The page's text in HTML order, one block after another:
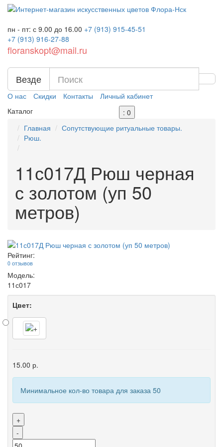
пн - пт: с 9.00 до 16.00 +7 (913) 915-45-51
+7 (913) 916-27-88
floranskopt@mail.ru
Везде
О нас Скидки Контакты
Личный кабинет
Каталог
: 0
Главная
Сопутствующие ритуальные товары.
Рюш.
11с017Д Рюш черная
с золотом (уп 50
метров)
Рейтинг:
0 отзывов
Модель:
11с017
Цвет:
15.00 р.
Минимальное кол-во товара для заказа 50
+
-